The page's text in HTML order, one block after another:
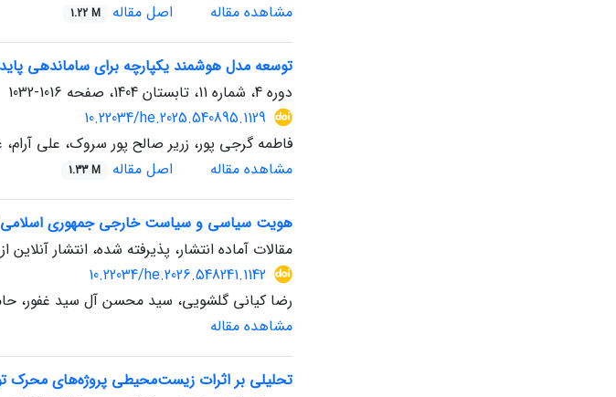
مشاهده مقاله
اصل مقاله 1.22 M
توسعه مدل هوشمند یکپارچه برای ساماندهی
دوره 4، شماره 11، تابستان 1404، صفحه
1016-1032
10.22034/he.2025.540895.1129
فاطمه گرجی پور، زریر صالح پور سروک، علی
مشاهده مقاله
اصل مقاله 1.33 M
هویت سیاسی و سیاست خارجی جمهوری اسلامی
مقالات آماده انتشار، پذیرفته شده، انتشار آنلاین از
10.22034/he.2026.548241.1142
رضا کیانی گلشویی، سید محسن آل سید غفور،
مشاهده مقاله
تحلیلی بر اثرات زیست‌محیطی پروژه‌های محرک